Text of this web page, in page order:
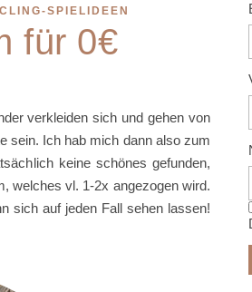
SPIELIDEEN
für 0€
verkleiden sich und gehen von
sein. Ich hab mich dann also zum
keine schönes gefunden,
welches vl. 1-2x angezogen wird.
sich auf jeden Fall sehen lassen!